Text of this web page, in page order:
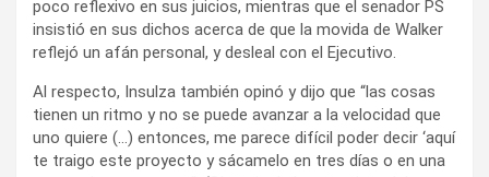
poco reflexivo en sus juicios, mientras que el senador PS
insistió en sus dichos acerca de que la movida de Walker
reflejó un afán personal, y desleal con el Ejecutivo.
Al respecto, Insulza también opinó y dijo que “las cosas
tienen un ritmo y no se puede avanzar a la velocidad que
uno quiere (…) entonces, me parece difícil poder decir ‘aquí
te traigo este proyecto y sácamelo en tres días o en una